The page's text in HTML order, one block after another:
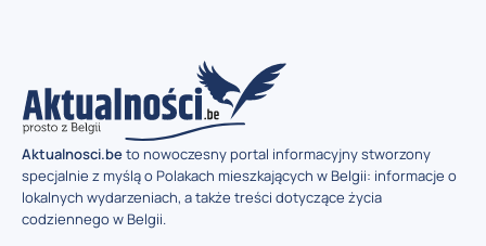
Aktualnosci.beto nowoczesny portal informacyjny stworzony
specjalnie z myślą o Polakach mieszkających w Belgii: informacje o
lokalnych wydarzeniach, a także treści dotyczące życia
codziennego w Belgii.